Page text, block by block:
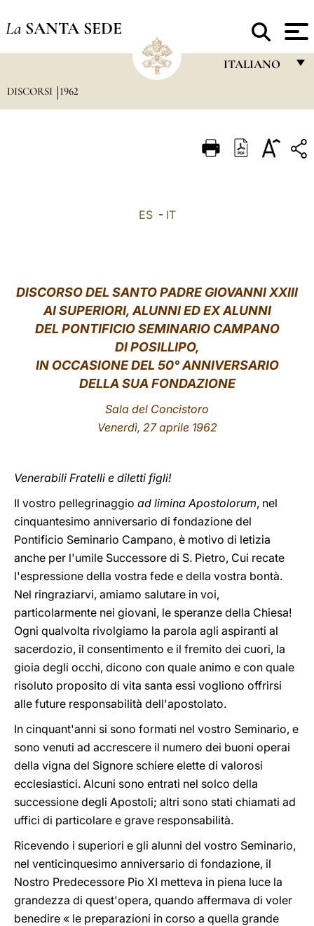
La SANTA SEDE
ITALIANO
ITALIANO
中文
LATINE
DISCORSI 1962
ES- IT
DISCORSO DEL SANTO PADRE GIOVANNI XXIII
AI SUPERIORI, ALUNNI ED EX ALUNNI
DEL PONTIFICIO SEMINARIO CAMPANO
DI POSILLIPO,
IN OCCASIONE DEL 50° ANNIVERSARIO
DELLA SUA FONDAZIONE
Sala del Concistoro
Venerdì, 27 aprile 1962
Venerabili Fratelli e diletti figli!
Il vostro pellegrinaggio ad limina Apostolorum, nel
cinquantesimo anniversario di fondazione del
Pontificio Seminario Campano, è motivo di letizia
anche per l'umile Successore di S. Pietro, Cui recate
l'espressione della vostra fede e della vostra bontà.
Nel ringraziarvi, amiamo salutare in voi,
particolarmente nei giovani, le speranze della Chiesa!
Ogni qualvolta rivolgiamo la parola agli aspiranti al
sacerdozio, il consentimento e il fremito dei cuori, la
gioia degli occhi, dicono con quale animo e con quale
risoluto proposito di vita santa essi vogliono offrirsi
alle future responsabilità dell'apostolato.
In cinquant'anni si sono formati nel vostro Seminario, e
sono venuti ad accrescere il numero dei buoni operai
della vigna del Signore schiere elette di valorosi
ecclesiastici. Alcuni sono entrati nel solco della
successione degli Apostoli; altri sono stati chiamati ad
uffici di particolare e grave responsabilità.
Ricevendo i superiori e gli alunni del vostro Seminario,
nel venticinquesimo anniversario di fondazione, il
Nostro Predecessore Pio XI metteva in piena luce la
grandezza di quest'opera, quando affermava di voler
benedire « le preparazioni in corso a quella grande